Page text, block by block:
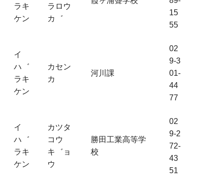
ラキ
ケン
ラロウ
カ゛
15
55
イ
ハ゛
ラキ
ケン
カセン
カ
河川課
02
9-3
01-
44
77
イ
ハ゛
ラキ
ケン
カツタ
コウ
キ゛ョ
ウ
勝田工業高等学
校
02
9-2
72-
43
51